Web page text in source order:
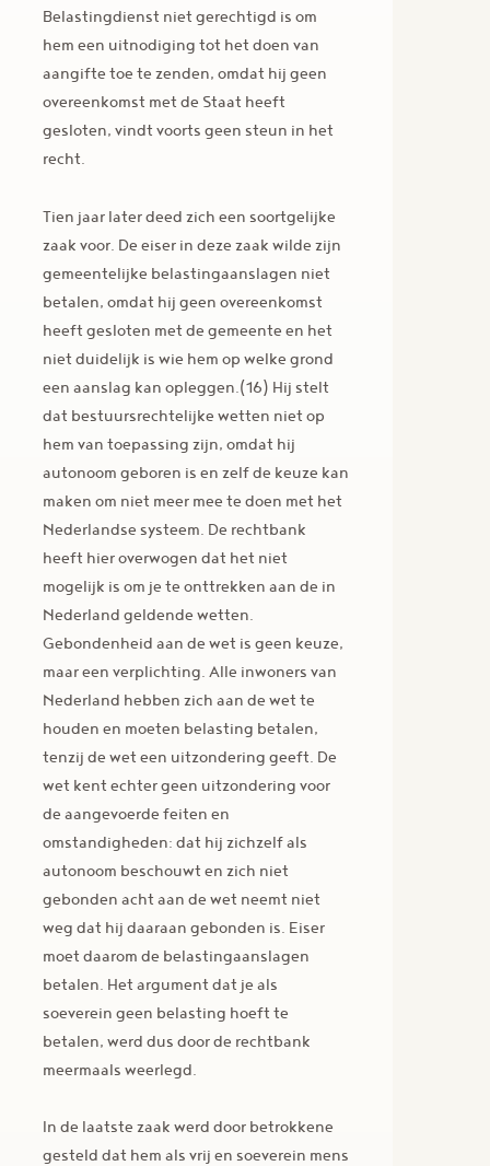
Belastingdienst niet gerechtigd is om
hem een uitnodiging tot het doen van
aangifte toe te zenden, omdat hij geen
overeenkomst met de Staat heeft
gesloten, vindt voorts geen steun in het
recht.
Tien jaar later deed zich een soortgelijke
zaak voor. De eiser in deze zaak wilde zijn
gemeentelijke belastingaanslagen niet
betalen, omdat hij geen overeenkomst
heeft gesloten met de gemeente en het
niet duidelijk is wie hem op welke grond
een aanslag kan opleggen.(16) Hij stelt
dat bestuursrechtelijke wetten niet op
hem van toepassing zijn, omdat hij
autonoom geboren is en zelf de keuze kan
maken om niet meer mee te doen met het
Nederlandse systeem. De rechtbank
heeft hier overwogen dat het niet
mogelijk is om je te onttrekken aan de in
Nederland geldende wetten.
Gebondenheid aan de wet is geen keuze,
maar een verplichting. Alle inwoners van
Nederland hebben zich aan de wet te
houden en moeten belasting betalen,
tenzij de wet een uitzondering geeft. De
wet kent echter geen uitzondering voor
de aangevoerde feiten en
omstandigheden: dat hij zichzelf als
autonoom beschouwt en zich niet
gebonden acht aan de wet neemt niet
weg dat hij daaraan gebonden is. Eiser
moet daarom de belastingaanslagen
betalen. Het argument dat je als
soeverein geen belasting hoeft te
betalen, werd dus door de rechtbank
meermaals weerlegd.
In de laatste zaak werd door betrokkene
gesteld dat hem als vrij en soeverein mens